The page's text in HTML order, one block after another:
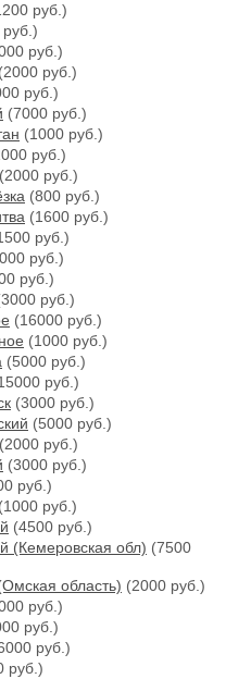
руб.)
руб.)
(2000 руб.)
руб.)
(7000 руб.)
(1000 руб.)
руб.)
(2000 руб.)
(800 руб.)
(1600 руб.)
руб.)
руб.)
руб.)
руб.)
(16000 руб.)
(1000 руб.)
(5000 руб.)
руб.)
(3000 руб.)
(5000 руб.)
(2000 руб.)
(3000 руб.)
руб.)
(1000 руб.)
(4500 руб.)
(Кемеровская обл) (7500
область) (2000 руб.)
руб.)
руб.)
руб.)
руб.)